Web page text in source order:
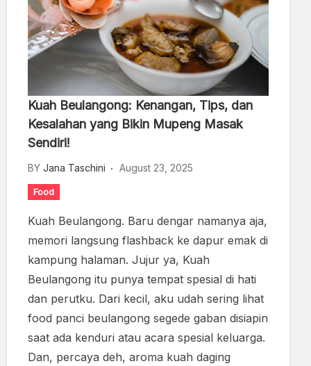
Kuah Beulangong: Kenangan, Tips, dan
Kesalahan yang Bikin Mupeng Masak
Sendiri!
BY Jana Taschini August 23, 2025
Food
Kuah Beulangong. Baru dengar namanya aja,
memori langsung flashback ke dapur emak di
kampung halaman. Jujur ya, Kuah
Beulangong itu punya tempat spesial di hati
dan perutku. Dari kecil, aku udah sering lihat
food panci beulangong segede gaban disiapin
saat ada kenduri atau acara spesial keluarga.
Dan, percaya deh, aroma kuah daging